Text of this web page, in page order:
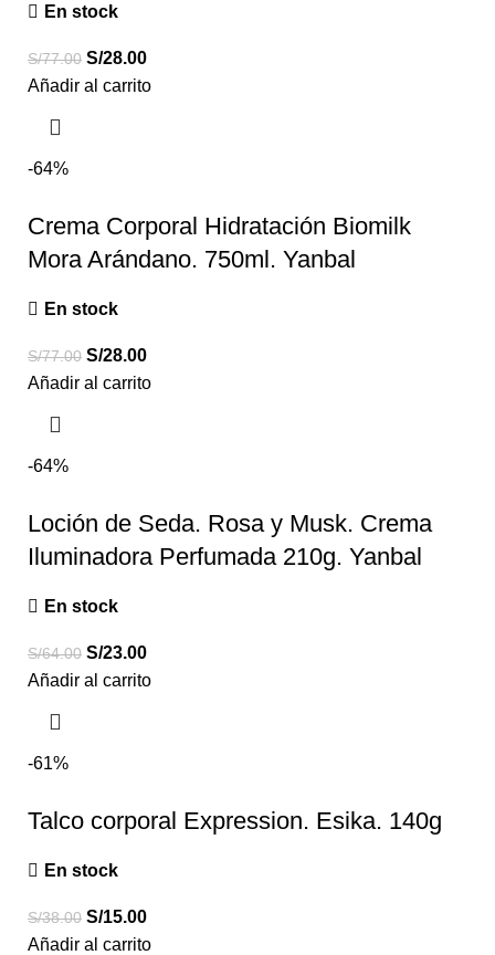
En stock
S/77.00 S/28.00
Añadir al carrito
-64%
Crema Corporal Hidratación Biomilk
Mora Arándano. 750ml. Yanbal
En stock
S/77.00 S/28.00
Añadir al carrito
-64%
Loción de Seda. Rosa y Musk. Crema
Iluminadora Perfumada 210g. Yanbal
En stock
S/64.00 S/23.00
Añadir al carrito
-61%
Talco corporal Expression. Esika. 140g
En stock
S/38.00 S/15.00
Añadir al carrito